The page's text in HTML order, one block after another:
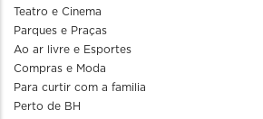
Teatro e Cinema
Parques e Praças
Ao ar livre e Esportes
Compras e Moda
Para curtir com a familia
Perto de BH